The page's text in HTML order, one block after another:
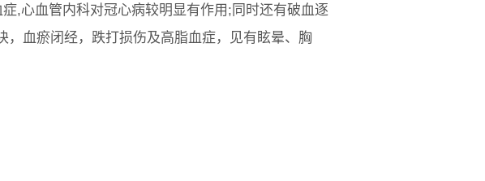
,心血管内科对冠心病较明显有作用;同时还有破血逐
血瘀闭经，跌打损伤及高脂血症，见有眩晕、胸